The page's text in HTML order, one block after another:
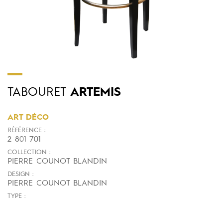
TABOURET ARTEMIS
ART DÉCO
RÉFÉRENCE :
2 801 701
COLLECTION :
PIERRE COUNOT BLANDIN
DESIGN :
PIERRE COUNOT BLANDIN
TYPE :